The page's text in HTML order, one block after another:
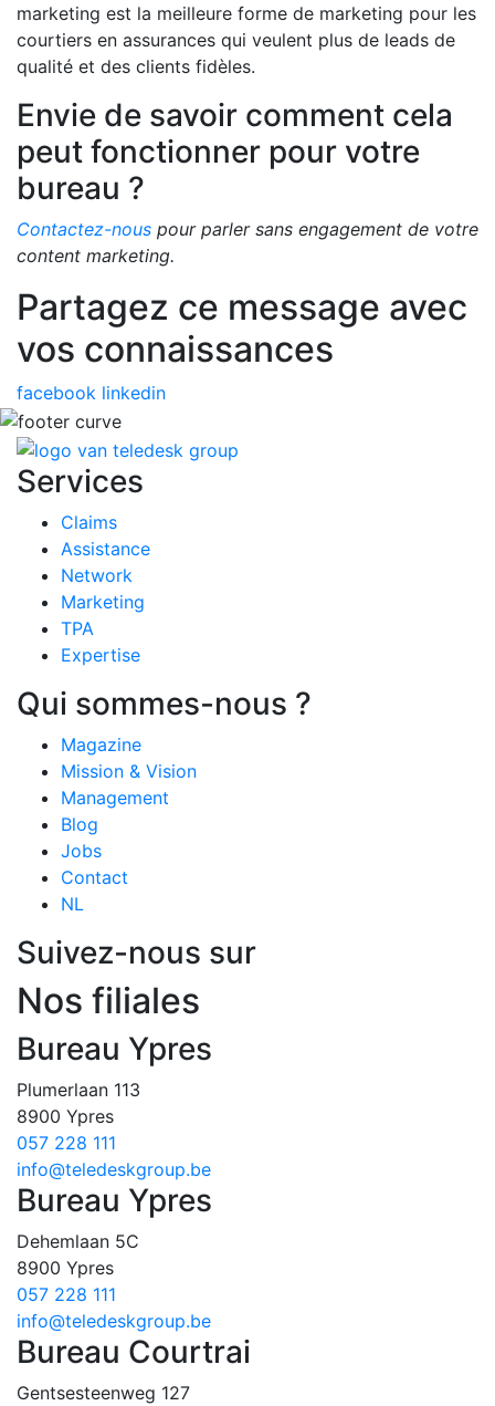
marketing est la meilleure forme de marketing pour les
courtiers en assurances qui veulent plus de leads de
qualité et des clients fidèles.
Envie de savoir comment cela
peut fonctionner pour votre
bureau ?
Contactez-nous pour parler sans engagement de votre
content marketing.
Partagez ce message avec
vos connaissances
facebook linkedin
Services
Claims
Assistance
Network
Marketing
TPA
Expertise
Qui sommes-nous ?
Magazine
Mission & Vision
Management
Blog
Jobs
Contact
NL
Suivez-nous sur
Nos filiales
Bureau Ypres
Plumerlaan 113
8900 Ypres
057 228 111
info@teledeskgroup.be
Bureau Ypres
Dehemlaan 5C
8900 Ypres
057 228 111
info@teledeskgroup.be
Bureau Courtrai
Gentsesteenweg 127